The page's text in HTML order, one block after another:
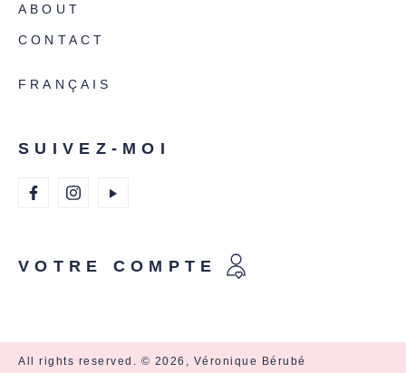
ABOUT
CONTACT
FRANÇAIS
SUIVEZ-MOI
VOTRE COMPTE
All rights reserved. © 2026, Véronique Bérubé